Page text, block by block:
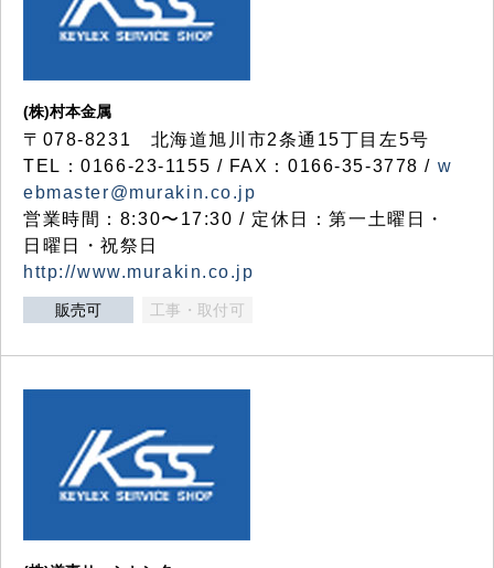
(株)村本金属
〒078-8231 北海道旭川市2条通15丁目左5号
TEL：0166-23-1155 / FAX：0166-35-3778 / w
ebmaster@murakin.co.jp
営業時間：8:30〜17:30 / 定休日：第一土曜日・
日曜日・祝祭日
http://www.murakin.co.jp
販売可 工事・取付可